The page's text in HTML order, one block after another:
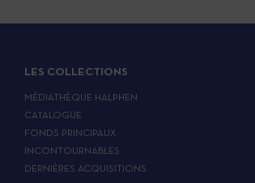
LES COLLECTIONS
MÉDIATHÈQUE HALPHEN
CATALOGUE
FONDS PRINCIPAUX
INCONTOURNABLES
DERNIÈRES ACQUISITIONS